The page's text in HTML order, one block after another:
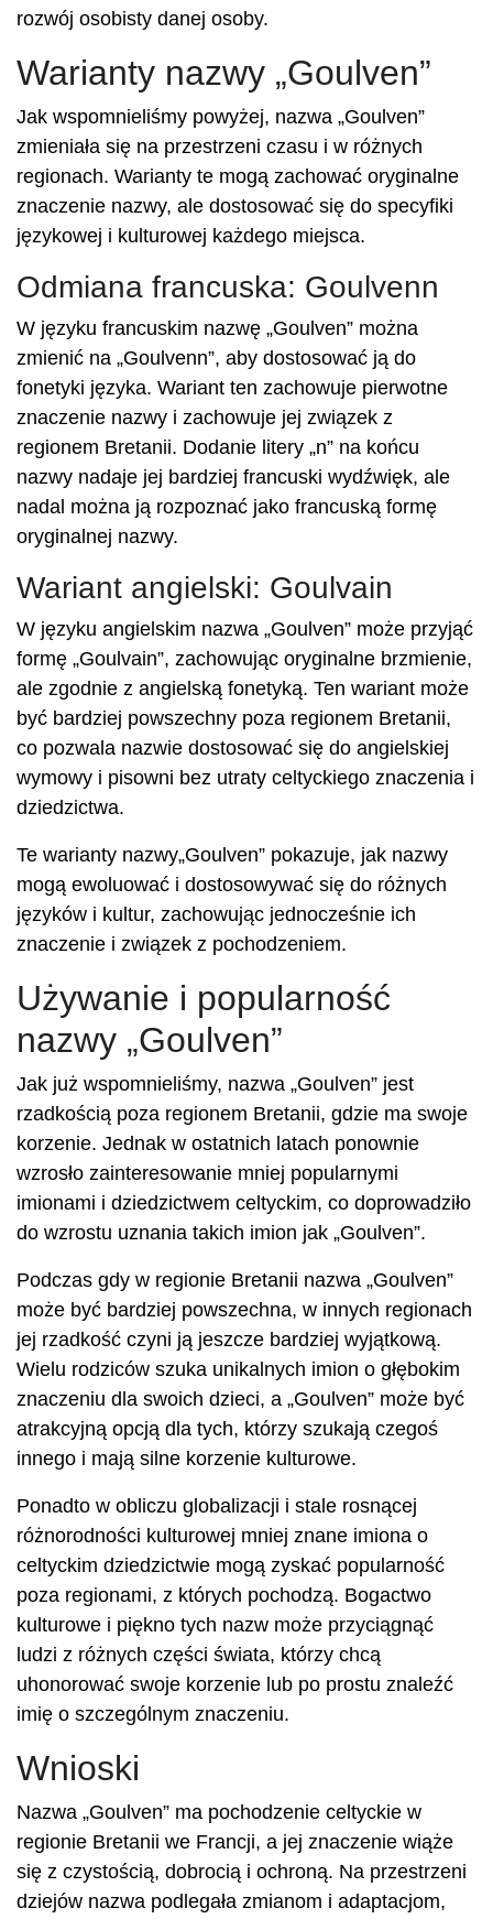
rozwój osobisty danej osoby.
Warianty nazwy „Goulven”
Jak wspomnieliśmy powyżej, nazwa „Goulven”
zmieniała się na przestrzeni czasu i w różnych
regionach. Warianty te mogą zachować oryginalne
znaczenie nazwy, ale dostosować się do specyfiki
językowej i kulturowej każdego miejsca.
Odmiana francuska: Goulvenn
W języku francuskim nazwę „Goulven” można
zmienić na „Goulvenn”, aby dostosować ją do
fonetyki języka. Wariant ten zachowuje pierwotne
znaczenie nazwy i zachowuje jej związek z
regionem Bretanii. Dodanie litery „n” na końcu
nazwy nadaje jej bardziej francuski wydźwięk, ale
nadal można ją rozpoznać jako francuską formę
oryginalnej nazwy.
Wariant angielski: Goulvain
W języku angielskim nazwa „Goulven” może przyjąć
formę „Goulvain”, zachowując oryginalne brzmienie,
ale zgodnie z angielską fonetyką. Ten wariant może
być bardziej powszechny poza regionem Bretanii,
co pozwala nazwie dostosować się do angielskiej
wymowy i pisowni bez utraty celtyckiego znaczenia i
dziedzictwa.
Te warianty nazwy„Goulven” pokazuje, jak nazwy
mogą ewoluować i dostosowywać się do różnych
języków i kultur, zachowując jednocześnie ich
znaczenie i związek z pochodzeniem.
Używanie i popularność
nazwy „Goulven”
Jak już wspomnieliśmy, nazwa „Goulven” jest
rzadkością poza regionem Bretanii, gdzie ma swoje
korzenie. Jednak w ostatnich latach ponownie
wzrosło zainteresowanie mniej popularnymi
imionami i dziedzictwem celtyckim, co doprowadziło
do wzrostu uznania takich imion jak „Goulven”.
Podczas gdy w regionie Bretanii nazwa „Goulven”
może być bardziej powszechna, w innych regionach
jej rzadkość czyni ją jeszcze bardziej wyjątkową.
Wielu rodziców szuka unikalnych imion o głębokim
znaczeniu dla swoich dzieci, a „Goulven” może być
atrakcyjną opcją dla tych, którzy szukają czegoś
innego i mają silne korzenie kulturowe.
Ponadto w obliczu globalizacji i stale rosnącej
różnorodności kulturowej mniej znane imiona o
celtyckim dziedzictwie mogą zyskać popularność
poza regionami, z których pochodzą. Bogactwo
kulturowe i piękno tych nazw może przyciągnąć
ludzi z różnych części świata, którzy chcą
uhonorować swoje korzenie lub po prostu znaleźć
imię o szczególnym znaczeniu.
Wnioski
Nazwa „Goulven” ma pochodzenie celtyckie w
regionie Bretanii we Francji, a jej znaczenie wiąże
się z czystością, dobrocią i ochroną. Na przestrzeni
dziejów nazwa podlegała zmianom i adaptacjom,